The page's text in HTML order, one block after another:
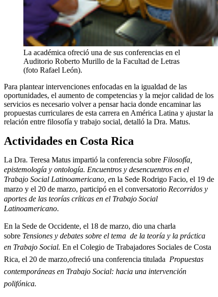
La académica ofreció una de sus conferencias en el
Auditorio Roberto Murillo de la Facultad de Letras
(foto Rafael León).
Para plantear intervenciones enfocadas en la igualdad de las
oportunidades, el aumento de competencias y la mejor calidad de los
servicios es necesario volver a pensar hacia donde encaminar las
propuestas curriculares de esta carrera en América Latina y ajustar la
relación entre filosofía y trabajo social, detalló la Dra. Matus.
Actividades en Costa Rica
La Dra. Teresa Matus impartió la conferencia sobre Filosofía,
epistemología y ontología. Encuentros y desencuentros en el
Trabajo Social Latinoamericano, en la Sede Rodrigo Facio, el 19 de
marzo y el 20 de marzo, participó en el conversatorio Recorridos y
aportes de las teorías críticas en el Trabajo Social
Latinoamericano.
En la Sede de Occidente, el 18 de marzo, dio una charla
sobre Tensiones y debates sobre el tema de la teoría y la práctica
en Trabajo Social. En el Colegio de Trabajadores Sociales de Costa
Rica, el 20 de marzo,ofreció una conferencia titulada Propuestas
contemporáneas en Trabajo Social: hacia una intervención
polifónica.